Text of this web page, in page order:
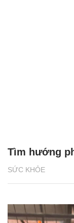
SỨC KHỎE
Tìm hướng